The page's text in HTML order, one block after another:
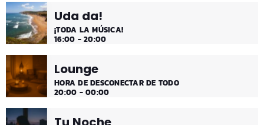
Uda da!
¡TODA LA MÚSICA!
16:00 - 20:00
Lounge
HORA DE DESCONECTAR DE TODO
20:00 - 00:00